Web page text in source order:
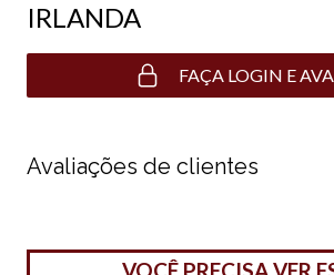
IRLANDA
FAÇA LOGIN E
Avaliações de clientes